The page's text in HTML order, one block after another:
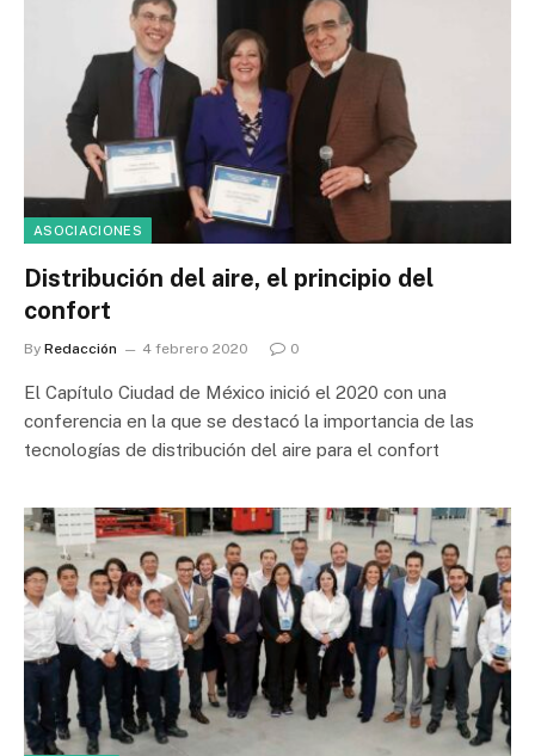
ASOCIACIONES
Distribución del aire, el principio del
confort
By Redacción 4 febrero 2020 0
El Capítulo Ciudad de México inició el 2020 con una
conferencia en la que se destacó la importancia de las
tecnologías de distribución del aire para el confort